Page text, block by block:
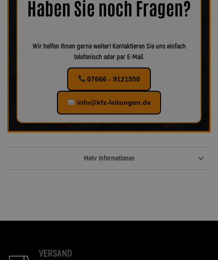
verschiedenes Zubehör für Ihr KFZ!
Haben Sie noch Fragen?
Wir helfen Ihnen gerne weiter! Kontaktieren Sie uns einfach
telefonisch oder per E-Mail.
07666 - 9121550
info@kfz-leitungen.de
Mehr Informationen
VERSAND